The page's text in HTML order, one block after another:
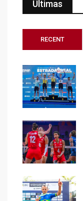
Últimas
RECENT